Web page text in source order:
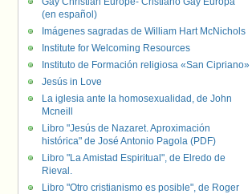
(en español)
Imágenes sagradas de William Hart McNichols
Institute for Welcoming Resources
Instituto de Formación religiosa «San Cipriano»
Jesús in Love
La iglesia ante la homosexualidad, de John
Mcneill
Libro "Jesús de Nazaret. Aproximación
histórica" de José Antonio Pagola (PDF)
Libro "La Amistad Espiritual", de Elredo de
Rieval.
Libro "Otro cristianismo es posible", de Roger